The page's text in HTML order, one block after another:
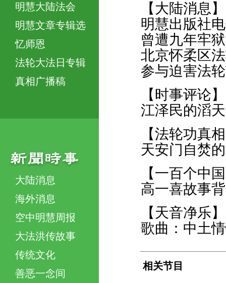
明慧大陆法会
明慧文章专辑选
忆师恩
法轮大法日专辑
真相广播稿
大陆消息
海外消息
空中明慧周报
大法洪传故事
传统文化
善恶一念间
【大陆消息】
明慧出版社
曾遭九年牢
北京怀柔区
参与迫害法
【时事评论】
江泽民的滔
【法轮功真
天安门自焚
【一百个中
高一喜故事
【天音净乐】
歌曲：中土
相关节目